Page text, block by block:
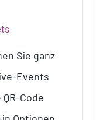
Sie ganz
Events
Code